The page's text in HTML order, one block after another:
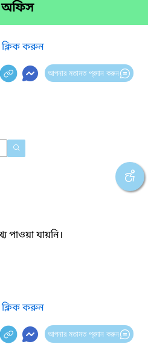
অফিস
ক্লিক করুন
আপনার মতামত প্রদান করুন
পাওয়া যায়নি।
ক্লিক করুন
আপনার মতামত প্রদান করুন